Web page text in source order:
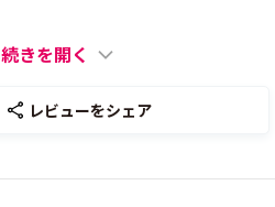
続きを開く
レビューをシェア